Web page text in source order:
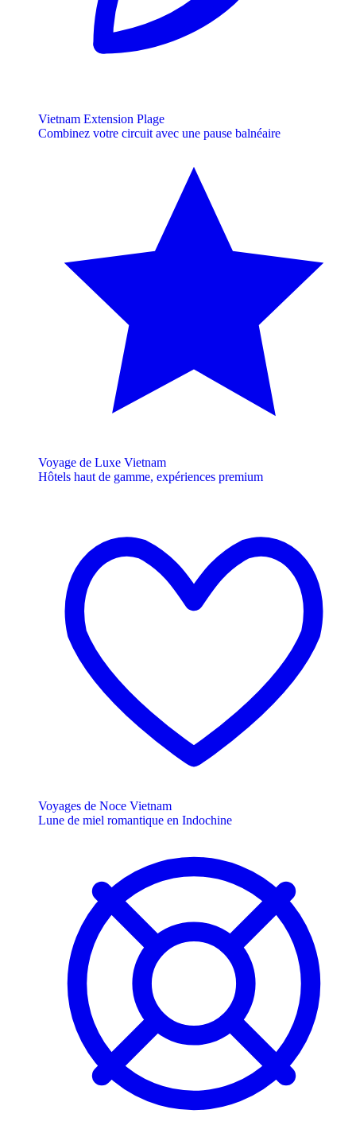
Vietnam Extension Plage
Combinez votre circuit avec une pause balnéaire
Voyage de Luxe Vietnam
Hôtels haut de gamme, expériences premium
Voyages de Noce Vietnam
Lune de miel romantique en Indochine